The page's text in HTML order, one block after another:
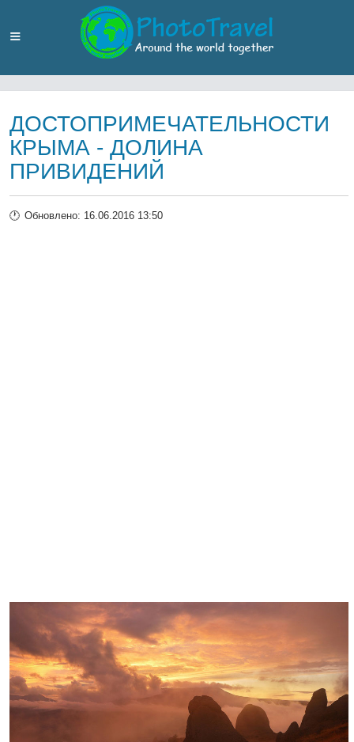
ДОСТОПРИМЕЧАТЕЛЬНОСТИ
КРЫМА - ДОЛИНА
ПРИВИДЕНИЙ
Обновлено: 16.06.2016 13:50